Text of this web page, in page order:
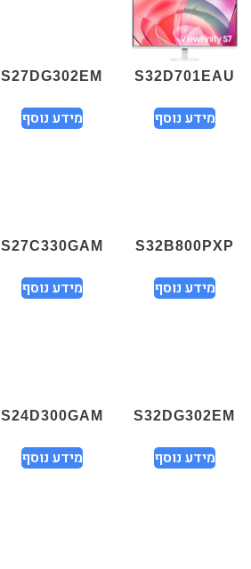
S32D701EAU
מידע נוסף
S27DG302EM
מידע נוסף
S32B800PXP
מידע נוסף
S27C330GAM
מידע נוסף
S32DG302EM
מידע נוסף
S24D300GAM
מידע נוסף